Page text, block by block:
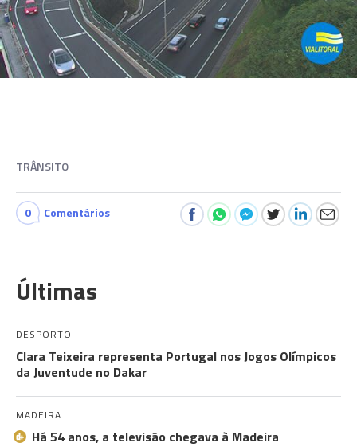
TRÂNSITO
0 Comentários
Últimas
DESPORTO
Clara Teixeira representa Portugal nos Jogos Olímpicos
da Juventude no Dakar
MADEIRA
Há 54 anos, a televisão chegava à Madeira